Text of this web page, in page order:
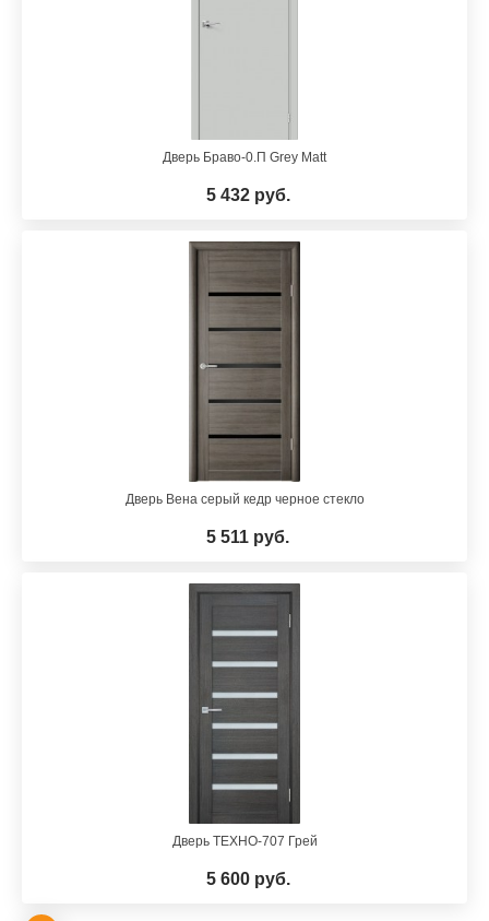
Дверь Браво-0.П Grey Matt
5 432 руб.
Дверь Вена серый кедр черное стекло
5 511 руб.
Дверь ТЕХНО-707 Грей
5 600 руб.